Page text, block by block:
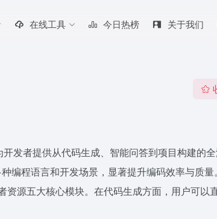
在线工具 今日热榜 关于我们
发者提供从代码生成、智能问答到项目构建的
编程语言和开发场景，显著提升编码效率与质量
源五大核心模块。在代码生成方面，用户可以